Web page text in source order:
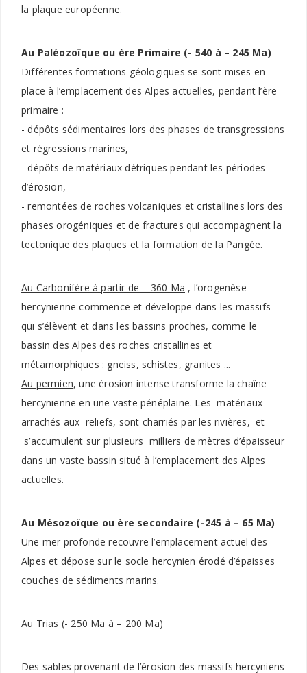
la plaque européenne.
Au Paléozoïque ou ère Primaire (- 540 à – 245 Ma)
Différentes formations géologiques se sont mises en
place à l’emplacement des Alpes actuelles, pendant l’ère
primaire :
- dépôts sédimentaires lors des phases de transgressions
et régressions marines,
- dépôts de matériaux détriques pendant les périodes
d’érosion,
- remontées de roches volcaniques et cristallines lors des
phases orogéniques et de fractures qui accompagnent la
tectonique des plaques et la formation de la Pangée.
Au Carbonifère à partir de – 360 Ma , l’orogenèse
hercynienne commence et développe dans les massifs
qui s’élèvent et dans les bassins proches, comme le
bassin des Alpes des roches cristallines et
métamorphiques : gneiss, schistes, granites ...
Au permien, une érosion intense transforme la chaîne
hercynienne en une vaste pénéplaine. Les matériaux
arrachés aux reliefs, sont charriés par les rivières, et
s’accumulent sur plusieurs milliers de mètres d’épaisseur
dans un vaste bassin situé à l’emplacement des Alpes
actuelles.
Au Mésozoïque ou ère secondaire (-245 à – 65 Ma)
Une mer profonde recouvre l’emplacement actuel des
Alpes et dépose sur le socle hercynien érodé d’épaisses
couches de sédiments marins.
Au Trias (- 250 Ma à – 200 Ma)
Des sables provenant de l’érosion des massifs hercyniens